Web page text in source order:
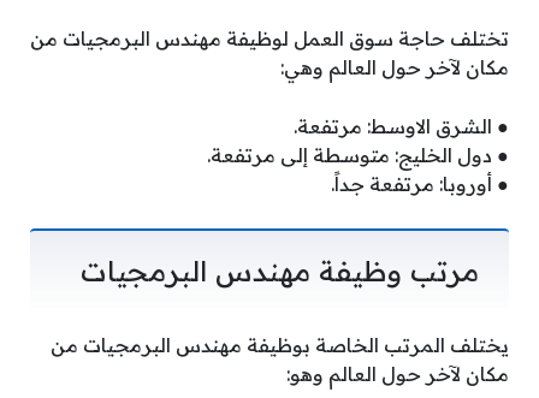
تختلف حاجة سوق العمل لوظيفة مهندس البرمجيات من
مكان لآخر حول العالم وهي:
● الشرق الاوسط: مرتفعة.
● دول الخليج: متوسطة إلى مرتفعة.
● أوروبا: مرتفعة جداً.
مرتب وظيفة مهندس البرمجيات
يختلف المرتب الخاصة بوظيفة مهندس البرمجيات من
مكان لآخر حول العالم وهو: